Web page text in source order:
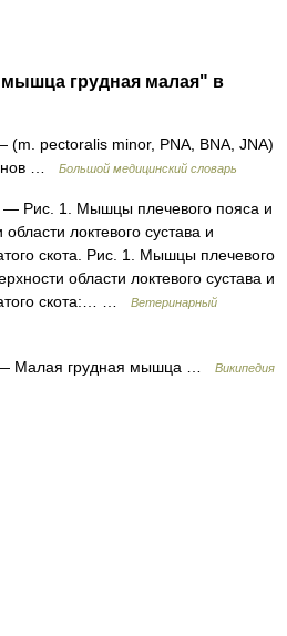
грудная малая" в
(m. pectoralis minor, PNA, BNA, JNA)
…
Большой медицинский словарь
— Рис. 1. Мышцы плечевого пояса и
локтевого сустава и
скота. Рис. 1. Мышцы плечевого
области локтевого сустава и
скота:… …
Ветеринарный
Малая грудная мышца … Википедия